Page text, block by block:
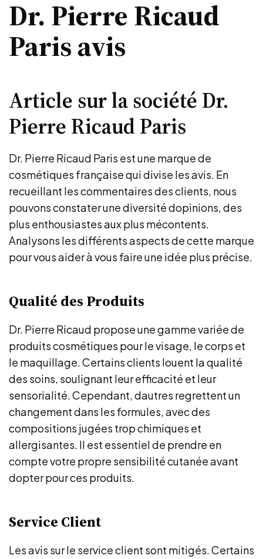
Dr. Pierre Ricaud
Paris avis
Article sur la société Dr.
Pierre Ricaud Paris
Dr. Pierre Ricaud Paris est une marque de
cosmétiques française qui divise les avis. En
recueillant les commentaires des clients, nous
pouvons constater une diversité dopinions, des
plus enthousiastes aux plus mécontents.
Analysons les différents aspects de cette marque
pour vous aider à vous faire une idée plus précise.
Qualité des Produits
Dr. Pierre Ricaud propose une gamme variée de
produits cosmétiques pour le visage, le corps et
le maquillage. Certains clients louent la qualité
des soins, soulignant leur efficacité et leur
sensorialité. Cependant, dautres regrettent un
changement dans les formules, avec des
compositions jugées trop chimiques et
allergisantes. Il est essentiel de prendre en
compte votre propre sensibilité cutanée avant
dopter pour ces produits.
Service Client
Les avis sur le service client sont mitigés. Certains